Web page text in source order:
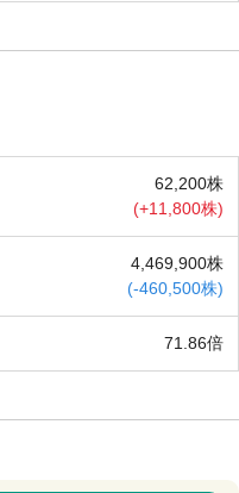
62,200株
(+11,800株)
4,469,900株
(-460,500株)
71.86倍